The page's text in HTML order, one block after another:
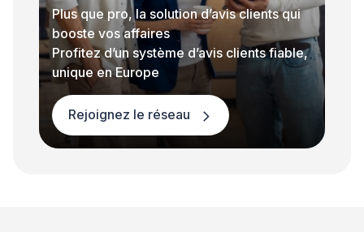
Plus que pro, la solution d’avis clients qui
booste vos affaires
Profitez d’un système d’avis clients fiable,
unique en Europe
Rejoignez le réseau